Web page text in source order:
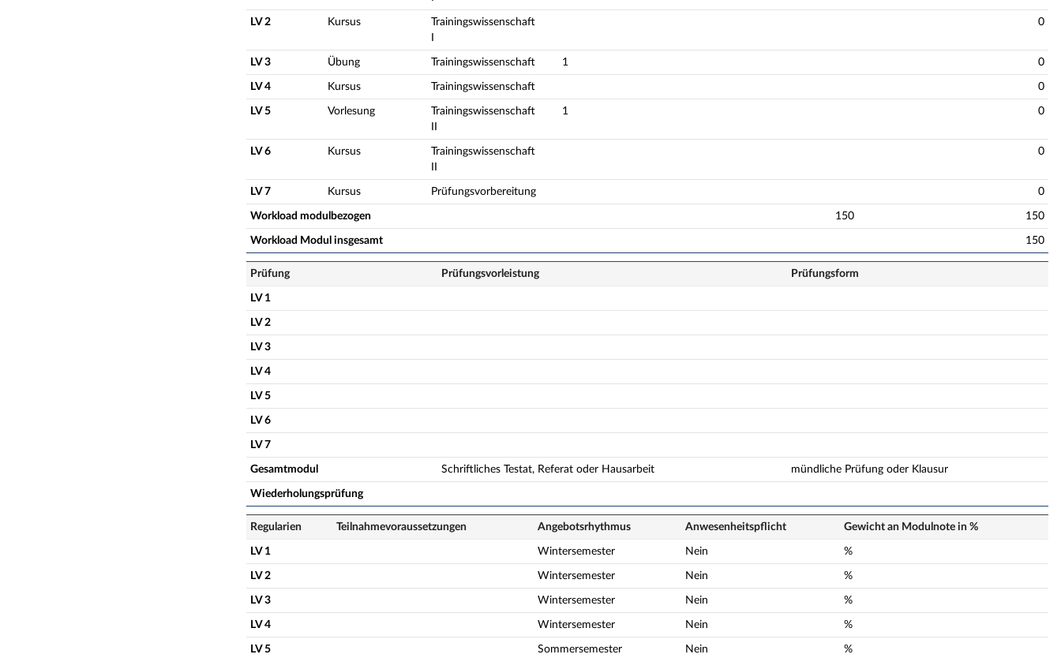
LV 2 Kursus
Trainingswissenschaft
0
LV 3 Übung Trainingswissenschaft 1 0
LV 4 Kursus Trainingswissenschaft 0
LV 5 Vorlesung
Trainingswissenschaft
1 0
LV 6 Kursus
Trainingswissenschaft
0
LV 7 Kursus Prüfungsvorbereitung 0
Workload modulbezogen 150 150
Workload Modul insgesamt 150
Prüfung Prüfungsvorleistung Prüfungsform
LV 1
LV 2
LV 3
LV 4
LV 5
LV 6
LV 7
Gesamtmodul Schriftliches Testat, Referat oder Hausarbeit mündliche Prüfung oder Klausur
Wiederholungsprüfung
Regularien Teilnahme­voraussetzungen Angebots­rhythmus Anwesenheits­pflicht Gewicht an Modulnote in %
LV 1 Wintersemester Nein %
LV 2 Wintersemester Nein %
LV 3 Wintersemester Nein %
LV 4 Wintersemester Nein %
LV 5 Sommersemester Nein %